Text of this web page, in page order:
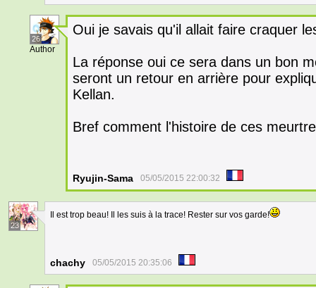
26
Author
Oui je savais qu'il allait faire craquer
La réponse oui ce sera dans un bon
seront un retour en arrière pour
Kellan.
Bref comment l'histoire de ces
Ryujin-Sama 05/05/2015 22:00:32
23
Il est trop beau! Il les suis à la trace! Rester sur vos garde!
chachy 05/05/2015 20:35:06